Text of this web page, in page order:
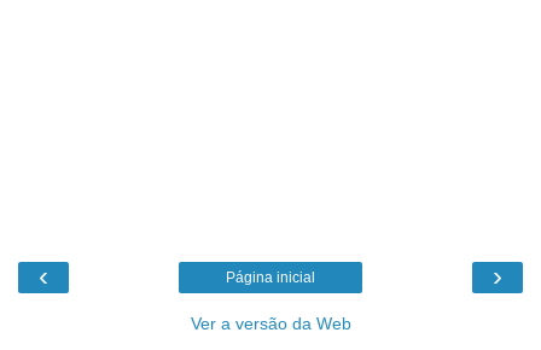
‹ ›
Página inicial
Ver a versão da Web